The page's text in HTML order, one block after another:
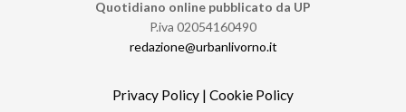
Quotidiano online pubblicato da UP
P.iva 02054160490
redazione@urbanlivorno.it
Privacy Policy | Cookie Policy